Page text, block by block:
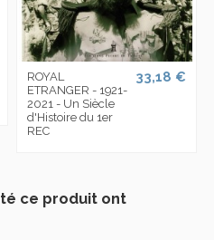
ROYAL
ETRANGER - 1921-
2021 - Un Siècle
d'Histoire du 1er
REC
33,18 €
ce produit ont